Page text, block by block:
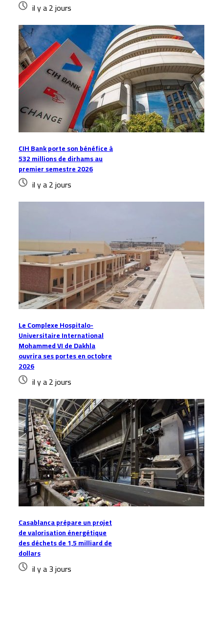
il y a 2 jours
CIH Bank porte son bénéfice à
532 millions de dirhams au
premier semestre 2026
il y a 2 jours
Le Complexe Hospitalo-
Universitaire International
Mohammed VI de Dakhla
ouvrira ses portes en octobre
2026
il y a 2 jours
Casablanca prépare un projet
de valorisation énergétique
des déchets de 1,5 milliard de
dollars
il y a 3 jours